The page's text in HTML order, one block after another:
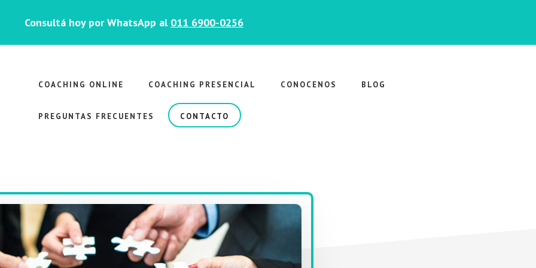
Consultá hoy por WhatsApp al 011 6900-0256
COACHING ONLINE COACHING PRESENCIAL CONOCENOS BLOG
PREGUNTAS FRECUENTES CONTACTO